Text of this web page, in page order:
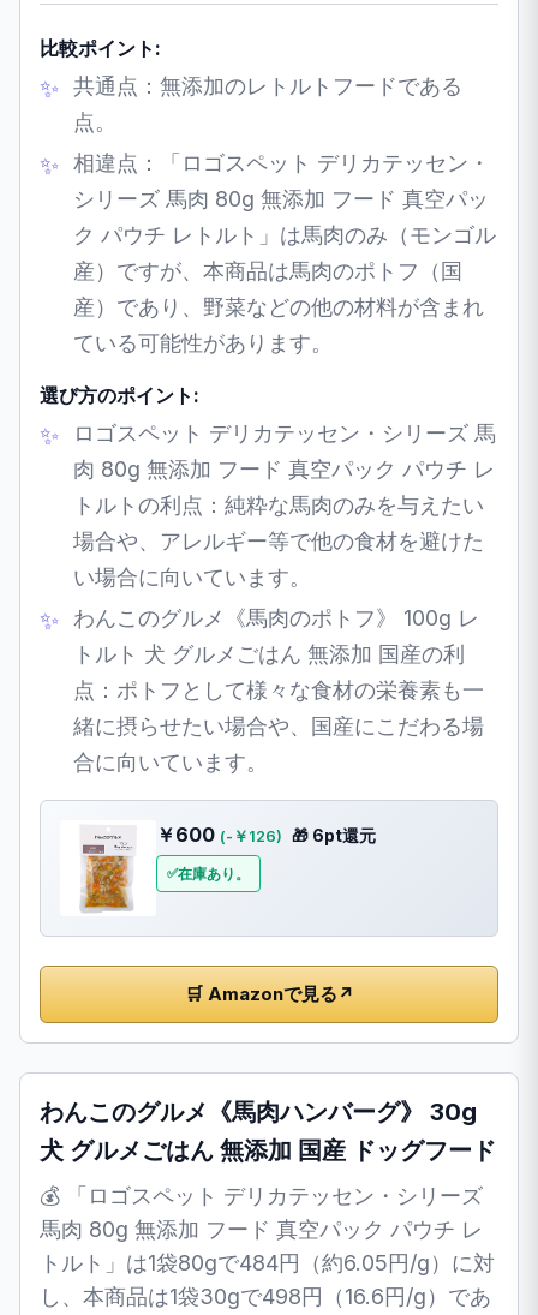
比較ポイント:
共通点：無添加のレトルトフードである
点。
相違点：「ロゴスペット デリカテッセン・
シリーズ 馬肉 80g 無添加 フード 真空パッ
ク パウチ レトルト」は馬肉のみ（モンゴル
産）ですが、本商品は馬肉のポトフ（国
産）であり、野菜などの他の材料が含まれ
ている可能性があります。
選び方のポイント:
ロゴスペット デリカテッセン・シリーズ 馬
肉 80g 無添加 フード 真空パック パウチ レ
トルトの利点：純粋な馬肉のみを与えたい
場合や、アレルギー等で他の食材を避けた
い場合に向いています。
わんこのグルメ《馬肉のポトフ》 100g レ
トルト 犬 グルメごはん 無添加 国産の利
点：ポトフとして様々な食材の栄養素も一
緒に摂らせたい場合や、国産にこだわる場
合に向いています。
￥600 (-￥126) 🎁 6pt還元
在庫あり。
🛒 Amazonで見る ↗
わんこのグルメ《馬肉ハンバーグ》 30g
犬 グルメごはん 無添加 国産 ドッグフード
💰 「ロゴスペット デリカテッセン・シリーズ
馬肉 80g 無添加 フード 真空パック パウチ レ
トルト」は1袋80gで484円（約6.05円/g）に対
し、本商品は1袋30gで498円（16.6円/g）であ